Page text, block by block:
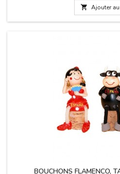
 Ajouter
BOUCHONS FLAMENCO,